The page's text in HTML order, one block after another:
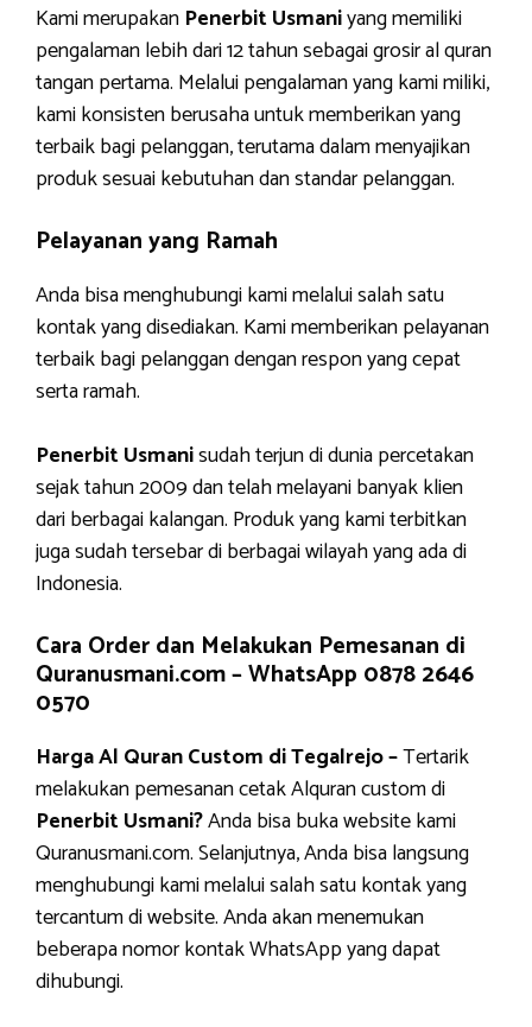
Kami merupakan Penerbit Usmaniyang memiliki
pengalaman lebih dari 12 tahun sebagai grosir al quran
tangan pertama. Melalui pengalaman yang kami miliki,
kami konsisten berusaha untuk memberikan yang
terbaik bagi pelanggan, terutama dalam menyajikan
produk sesuai kebutuhan dan standar pelanggan.
Pelayanan yang Ramah
Anda bisa menghubungi kami melalui salah satu
kontak yang disediakan. Kami memberikan pelayanan
terbaik bagi pelanggan dengan respon yang cepat
serta ramah.
Penerbit Usmanisudah terjun di dunia percetakan
sejak tahun 2009 dan telah melayani banyak klien
dari berbagai kalangan. Produk yang kami terbitkan
juga sudah tersebar di berbagai wilayah yang ada di
Indonesia.
Cara Order dan Melakukan Pemesanan di
Quranusmani.com –WhatsApp 0878 2646
0570
Harga Al Quran Custom di Tegalrejo –Tertarik
melakukan pemesanan cetak Alquran custom di
Penerbit Usmani?Anda bisa buka website kami
Quranusmani.com. Selanjutnya, Anda bisa langsung
menghubungi kami melalui salah satu kontak yang
tercantum di website. Anda akan menemukan
beberapa nomor kontak WhatsApp yang dapat
dihubungi.